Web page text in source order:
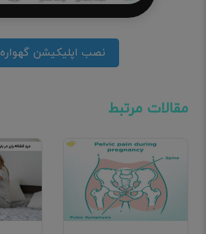
نصب اپلیکیشن گهواره
مقالات مرتبط